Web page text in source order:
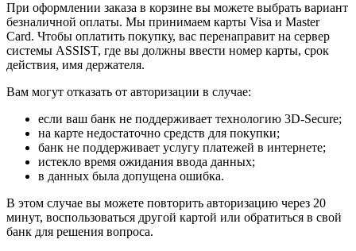
При оформлении заказа в корзине вы можете выбрать вариант
безналичной оплаты. Мы принимаем карты Visa и Master
Card. Чтобы оплатить покупку, вас перенаправит на сервер
системы ASSIST, где вы должны ввести номер карты, срок
действия, имя держателя.
Вам могут отказать от авторизации в случае:
если ваш банк не поддерживает технологию 3D-Secure;
на карте недостаточно средств для покупки;
банк не поддерживает услугу платежей в интернете;
истекло время ожидания ввода данных;
в данных была допущена ошибка.
В этом случае вы можете повторить авторизацию через 20
минут, воспользоваться другой картой или обратиться в свой
банк для решения вопроса.